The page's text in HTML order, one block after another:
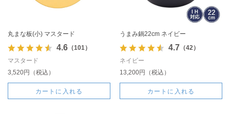
丸まな板(小) マスタード
4.6（101）
マスタード
3,520円（税込）
カートに入れる
うまみ鍋22cm ネイビー
4.7 （42）
ネイビー
13,200円（税込）
カートに入れる